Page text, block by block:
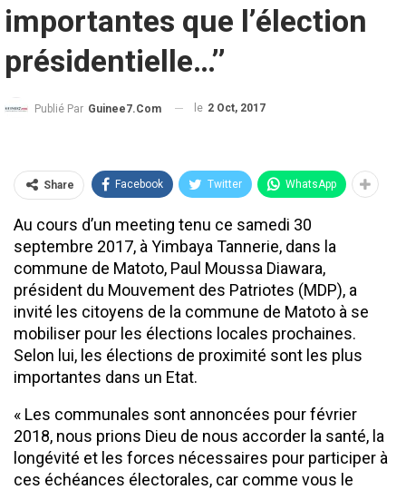
importantes que l’élection
présidentielle…’’
Publié Par Guinee7.com le 2 Oct, 2017
Share Facebook Twitter WhatsApp
Au cours d’un meeting tenu ce samedi 30
septembre 2017, à Yimbaya Tannerie, dans la
commune de Matoto, Paul Moussa Diawara,
président du Mouvement des Patriotes (MDP), a
invité les citoyens de la commune de Matoto à se
mobiliser pour les élections locales prochaines.
Selon lui, les élections de proximité sont les plus
importantes dans un Etat.
« Les communales sont annoncées pour février
2018, nous prions Dieu de nous accorder la santé, la
longévité et les forces nécessaires pour participer à
ces échéances électorales, car comme vous le